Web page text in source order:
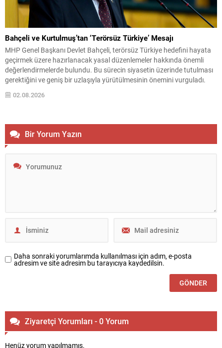
Bahçeli ve Kurtulmuş’tan ‘Terörsüz Türkiye’ Mesajı
MHP Genel Başkanı Devlet Bahçeli, terörsüz Türkiye hedefini hayata
geçirmek üzere hazırlanacak yasal düzenlemeler hakkında önemli
değerlendirmelerde bulundu. Bu sürecin siyasetin üzerinde tutulması
gerektiğini ve geniş bir uzlaşıyla yürütülmesinin önemini vurguladı.
Bahçeli, çerçeve yasanın milli bir mesele olarak ele alınması gerektiğini
belirterek, demokratikleşme iradesiyle uyumlu biçimde bireysel
02.08.2026
Bir Yorum Yazın
Daha sonraki yorumlarımda kullanılması için adım, e-posta
adresim ve site adresim bu tarayıcıya kaydedilsin.
Ziyaretçi Yorumları - 0 Yorum
Henüz yorum yapılmamış.